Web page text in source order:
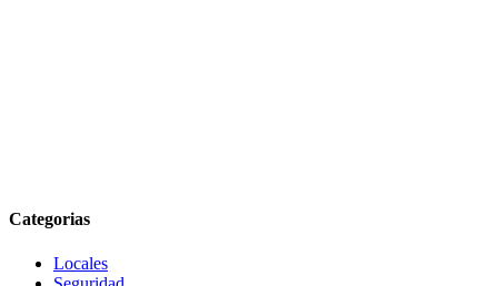
Categorias
Locales